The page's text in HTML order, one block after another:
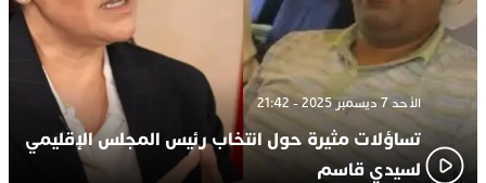
الأحد 7 ديسمبر 2025 - 21:42
تساؤلات مثيرة حول انتخاب رئيس المجلس الإقليمي
لسيدي قاسم